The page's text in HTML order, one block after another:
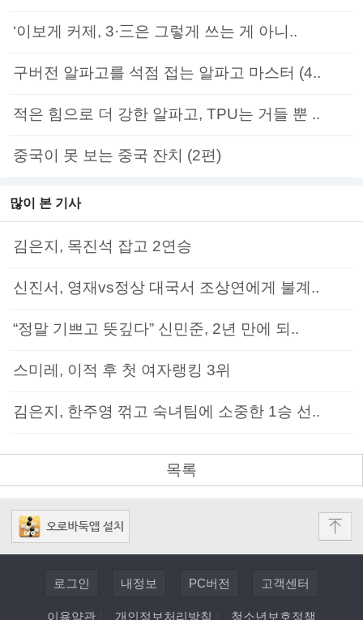
‘이보게 커제, 3·三은 그렇게 쓰는 게 아니..
구버전 알파고를 석점 접는 알파고 마스터 (4..
적은 힘으로 더 강한 알파고, TPU는 거들 뿐 ..
중국이 못 보는 중국 잔치 (2편)
많이 본 기사
김은지, 목진석 잡고 2연승
신진서, 영재vs정상 대국서 조상연에게 불계..
“정말 기쁘고 뜻깊다” 신민준, 2년 만에 되..
스미레, 이적 후 첫 여자랭킹 3위
김은지, 한주영 꺾고 숙녀팀에 소중한 1승 선..
목록
로그인 내정보 PC버전 고객센터
이용약관 개인정보처리방침 청소년보호정책